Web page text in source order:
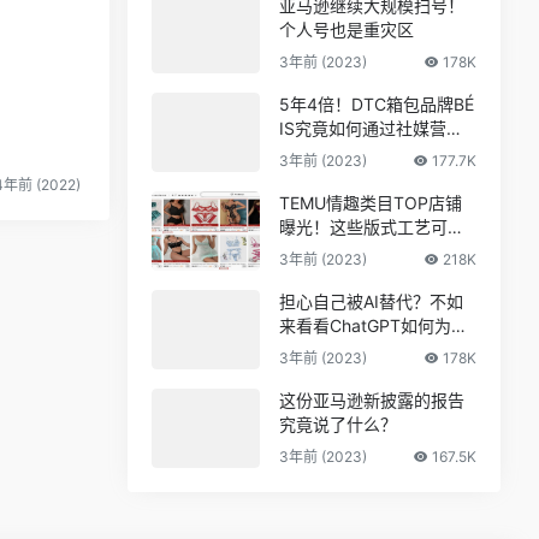
前 (2022)
亚马逊继续大规模扫号！
个人号也是重灾区
3年前 (2023) 178K
5年4倍！DTC箱包品牌BÉ
IS究竟如何通过社媒营销
收获逆势上涨！
3年前 (2023) 177.7K
TEMU情趣类目TOP店铺
曝光！这些版式工艺可能
爆
3年前 (2023) 218K
担心自己被AI替代？不如
来看看ChatGPT如何为亚
马逊人所用
3年前 (2023) 178K
这份亚马逊新披露的报告
究竟说了什么？
3年前 (2023) 167.5K